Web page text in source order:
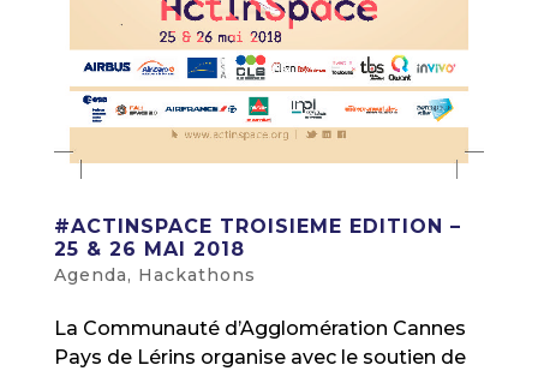
#ACTINSPACE TROISIEME EDITION –
25 & 26 MAI 2018
Agenda, Hackathons
La Communauté d’Agglomération Cannes
Pays de Lérins organise avec le soutien de